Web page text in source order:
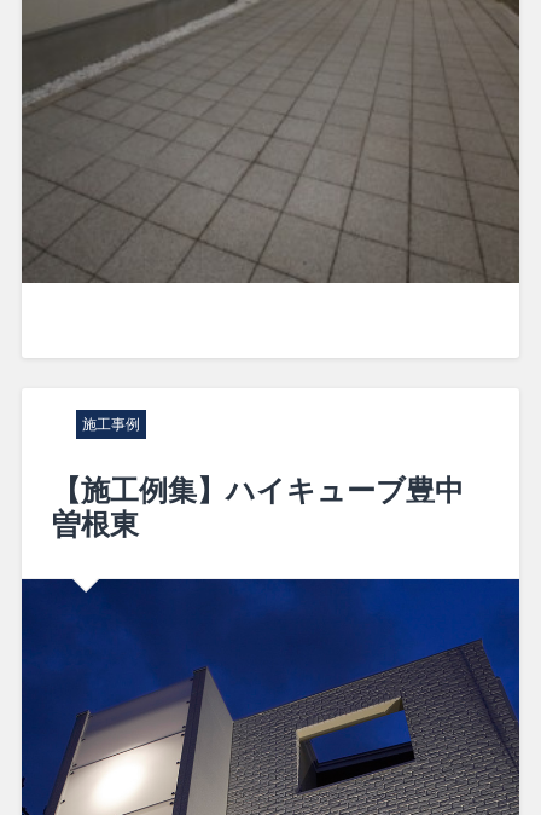
施工事例
【施工例集】ハイキューブ豊中
曽根東